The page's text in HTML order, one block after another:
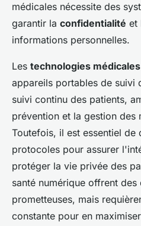
médicales nécessite des
garantir la confidentialité et
informations personnelles.
Les technologies médicales
appareils portables de suivi
suivi continu des patients,
prévention et la gestion des
Toutefois, il est essentiel de
protocoles pour assurer
protéger la vie privée des
santé numérique offrent
prometteuses, mais
constante pour en